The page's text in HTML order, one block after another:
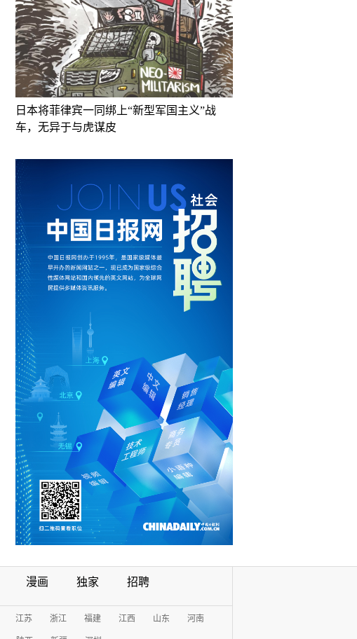
日本将菲律宾一同绑上“新型军国主义”战
车，无异于与虎谋皮
漫画 独家 招聘
江苏 浙江 福建 江西 山东 河南